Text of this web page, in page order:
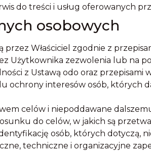
do treści i usług oferowanych
osobowych
Właściciel zgodnie z
Użytkownika zezwolenia lub na
z Ustawą odo oraz przepisami
ochrony interesów osób, których
celów i niepoddawane
do celów, w jakich są
osób, których dotyczą,
techniczne i organizacyjne